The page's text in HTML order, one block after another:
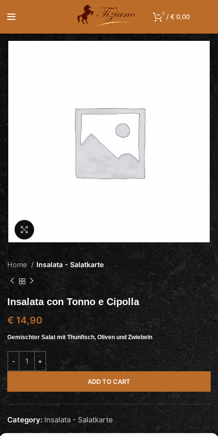
0 /€ 0,00
Home Insalata - Salatkarte
Insalata con Tonno e Cipolla
€ 14,90
Gemischter Salat mit Thunfisch, Oliven und Zwiebeln
ADD TO CART
Category: Insalata - Salatkarte